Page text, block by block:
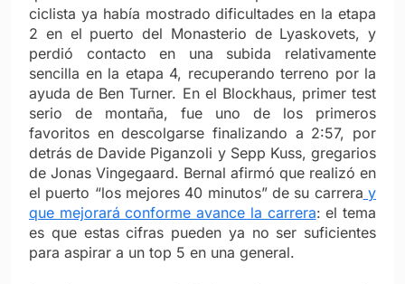
ciclista ya había mostrado dificultades en la etapa
2 en el puerto del Monasterio de Lyaskovets, y
perdió contacto en una subida relativamente
sencilla en la etapa 4, recuperando terreno por la
ayuda de Ben Turner. En el Blockhaus, primer test
serio de montaña, fue uno de los primeros
favoritos en descolgarse finalizando a 2:57, por
detrás de Davide Piganzoli y Sepp Kuss, gregarios
de Jonas Vingegaard. Bernal afirmó que realizó en
el puerto “los mejores 40 minutos” de su carrera y
que mejorará conforme avance la carrera: el tema
es que estas cifras pueden ya no ser suficientes
para aspirar a un top 5 en una general.